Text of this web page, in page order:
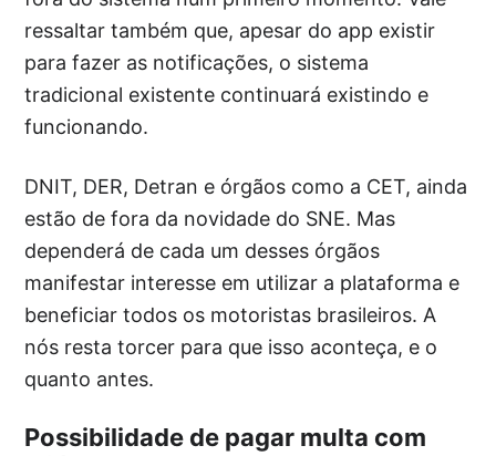
ressaltar também que, apesar do app existir
para fazer as notificações, o sistema
tradicional existente continuará existindo e
funcionando.
DNIT, DER, Detran e órgãos como a CET, ainda
estão de fora da novidade do SNE. Mas
dependerá de cada um desses órgãos
manifestar interesse em utilizar a plataforma e
beneficiar todos os motoristas brasileiros. A
nós resta torcer para que isso aconteça, e o
quanto antes.
Possibilidade de pagar multa com